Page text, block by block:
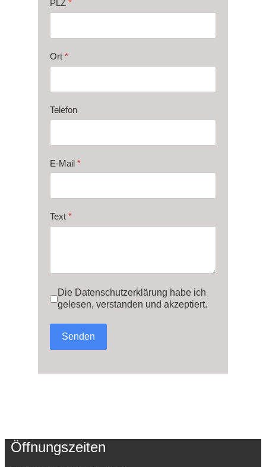
PLZ *
Ort *
Telefon
E-Mail *
Text *
Die Datenschutzerklärung habe ich
gelesen, verstanden und akzeptiert.
Senden
Öffnungszeiten